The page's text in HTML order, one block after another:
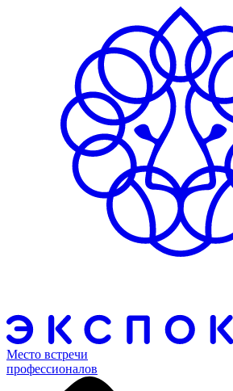
Место встречи
профессионалов